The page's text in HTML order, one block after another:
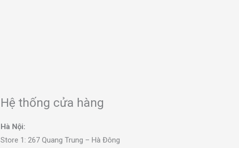
Hệ thống cửa hàng
Hà Nội:
Store 1: 267 Quang Trung – Hà Đông